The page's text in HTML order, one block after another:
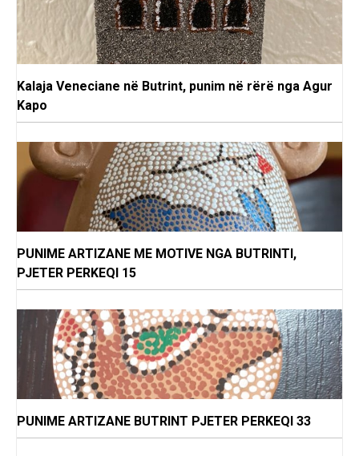
Kalaja Veneciane në Butrint, punim në rërë nga Agur
Kapo
PUNIME ARTIZANE ME MOTIVE NGA BUTRINTI,
PJETER PERKEQI 15
PUNIME ARTIZANE BUTRINT PJETER PERKEQI 33